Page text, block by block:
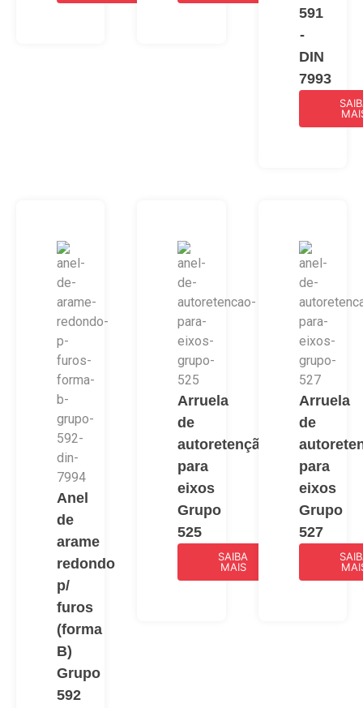
591
-
DIN
7993
Anel
de
arame
redondo
p/
furos
(forma
B)
Grupo
592
Arruela
de
autoretenção
para
eixos
Grupo
525
SAIBA
MAIS
Arruela
de
para
eixos
Grupo
527